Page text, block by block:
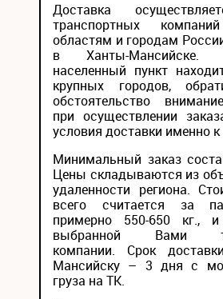
Доставка
транспортных
областям и городам
в Ханты-
населенный пункт
крупных городов,
обстоятельство
при осуществлении
условия доставки именно
Минимальный заказ
Цены складываются из
удаленности региона.
всего считается за
примерно 550-650 кг.,
выбранной Вами
компании. Срок
Мансийску – 3 дня с
груза на ТК.